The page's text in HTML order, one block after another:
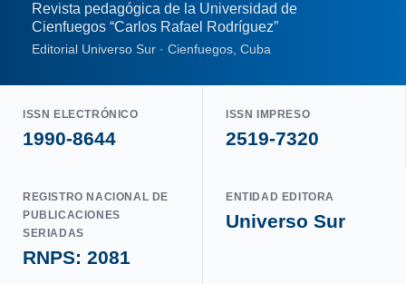
Revista pedagógica de la Universidad de
Cienfuegos “Carlos Rafael Rodríguez”
Editorial Universo Sur · Cienfuegos, Cuba
ISSN ELECTRÓNICO
1990-8644
ISSN IMPRESO
2519-7320
REGISTRO NACIONAL DE
PUBLICACIONES
SERIADAS
RNPS: 2081
ENTIDAD EDITORA
Universo Sur